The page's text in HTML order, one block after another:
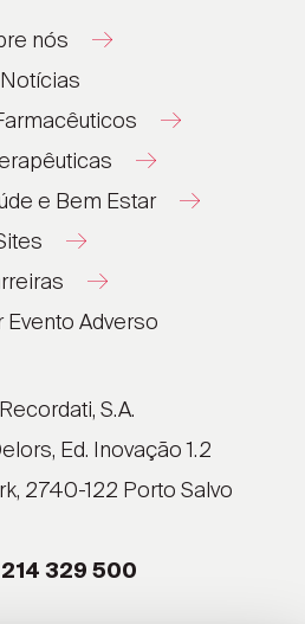
nós
Notícias
e Bem Estar
®
®
®
®
Evento Adverso
S.A.
Ed. Inovação 1.2
2740-122 Porto Salvo
329 500